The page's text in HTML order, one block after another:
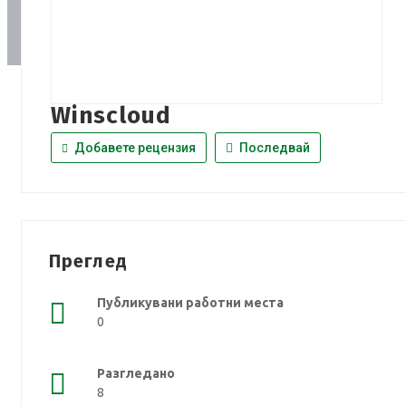
Winscloud
Добавете рецензия Последвай
Преглед
Публикувани работни места
0
Разгледано
8